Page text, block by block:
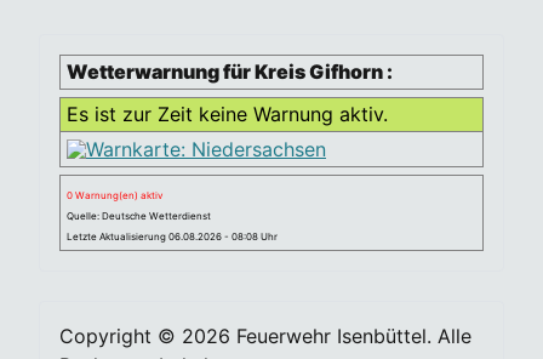
Wetterwarnung für Kreis Gifhorn :
Es ist zur Zeit keine Warnung aktiv.
0 Warnung(en) aktiv
Quelle: Deutsche Wetterdienst
Letzte Aktualisierung 06.08.2026 - 08:08 Uhr
Copyright © 2026 Feuerwehr Isenbüttel. Alle